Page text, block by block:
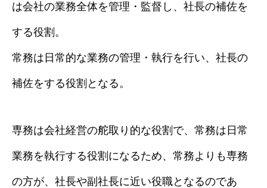
は会社の業務全体を管理・監督し、社長の補佐を
する役割。
常務は日常的な業務の管理・執行を行い、社長の
補佐をする役割となる。
専務は会社経営の舵取り的な役割で、常務は日常
業務を執行する役割になるため、常務よりも専務
の方が、社長や副社長に近い役職となるのであ